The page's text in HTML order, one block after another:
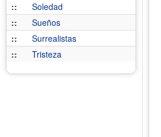
::
Soledad
::
Sueños
::
Surrealistas
::
Tristeza